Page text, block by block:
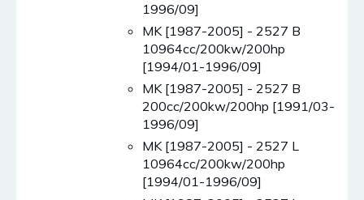
1996/09]
MK [1987-2005] - 2527 B
10964cc/200kw/200hp
[1994/01-1996/09]
MK [1987-2005] - 2527 B
200cc/200kw/200hp [1991/03-
1996/09]
MK [1987-2005] - 2527 L
10964cc/200kw/200hp
[1994/01-1996/09]